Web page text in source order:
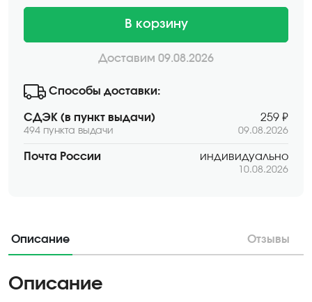
В корзину
Доставим 09.08.2026
Способы доставки:
СДЭК (в пункт выдачи)
494 пункта выдачи
259 ₽
09.08.2026
Почта России индивидуально
10.08.2026
Описание Отзывы
Описание